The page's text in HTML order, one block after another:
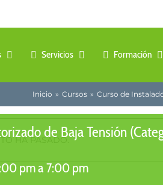
Servicios Formación
Inicio Cursos Curso de
HA PASADO.de Baja Tensión
pma7:00 pm